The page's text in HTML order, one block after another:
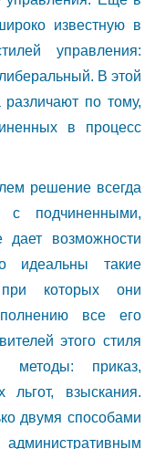
известную в
управления:
В этой
различают по тому,
в процесс
решение всегда
с подчиненными,
возможности
идеальны такие
которых они
все его
этого стиля
методы: приказ,
взыскания.
двумя способами